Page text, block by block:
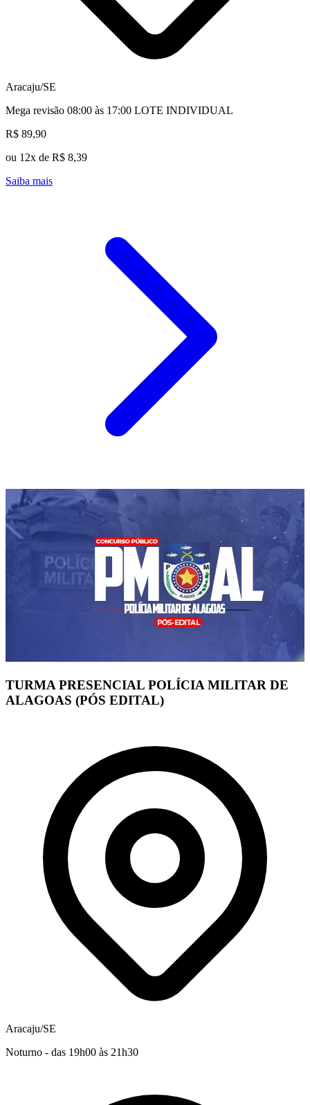
Aracaju/SE
Mega revisão 08:00 às 17:00 LOTE INDIVIDUAL
R$ 89,90
ou 12x de R$ 8,39
Saiba mais
TURMA PRESENCIAL POLÍCIA MILITAR DE
ALAGOAS (PÓS EDITAL)
Aracaju/SE
Noturno - das 19h00 às 21h30